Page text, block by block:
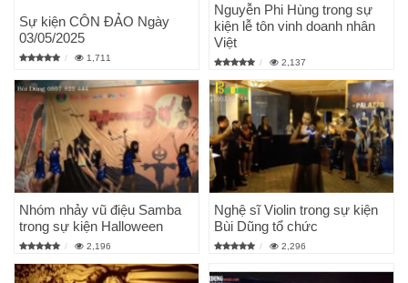
Sự kiện CÔN ĐẢO Ngày
03/05/2025
1,711
Nguyễn Phi Hùng trong sự
kiện lễ tôn vinh doanh nhân
Việt
2,137
Nhóm nhảy vũ điệu Samba
trong sự kiện Halloween
2,196
Nghệ sĩ Violin trong sự kiện
Bùi Dũng tổ chức
2,296